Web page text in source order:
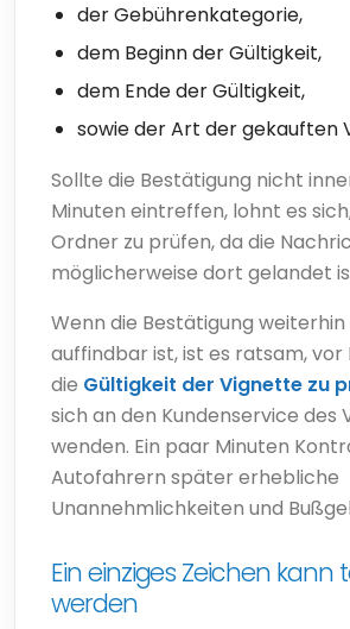
der Gebührenkategorie,
dem Beginn der Gültigkeit,
dem Ende der Gültigkeit,
sowie der Art der gekauften
Sollte die Bestätigung nicht
Minuten eintreffen, lohnt es
Ordner zu prüfen, da die
möglicherweise dort gelandet
Wenn die Bestätigung
auffindbar ist, ist es ratsam,
die Gültigkeit der Vignette zu
sich an den Kundenservice des
wenden. Ein paar Minuten
Autofahrern später erhebliche
Unannehmlichkeiten und
Ein einziges Zeichen kann
werden